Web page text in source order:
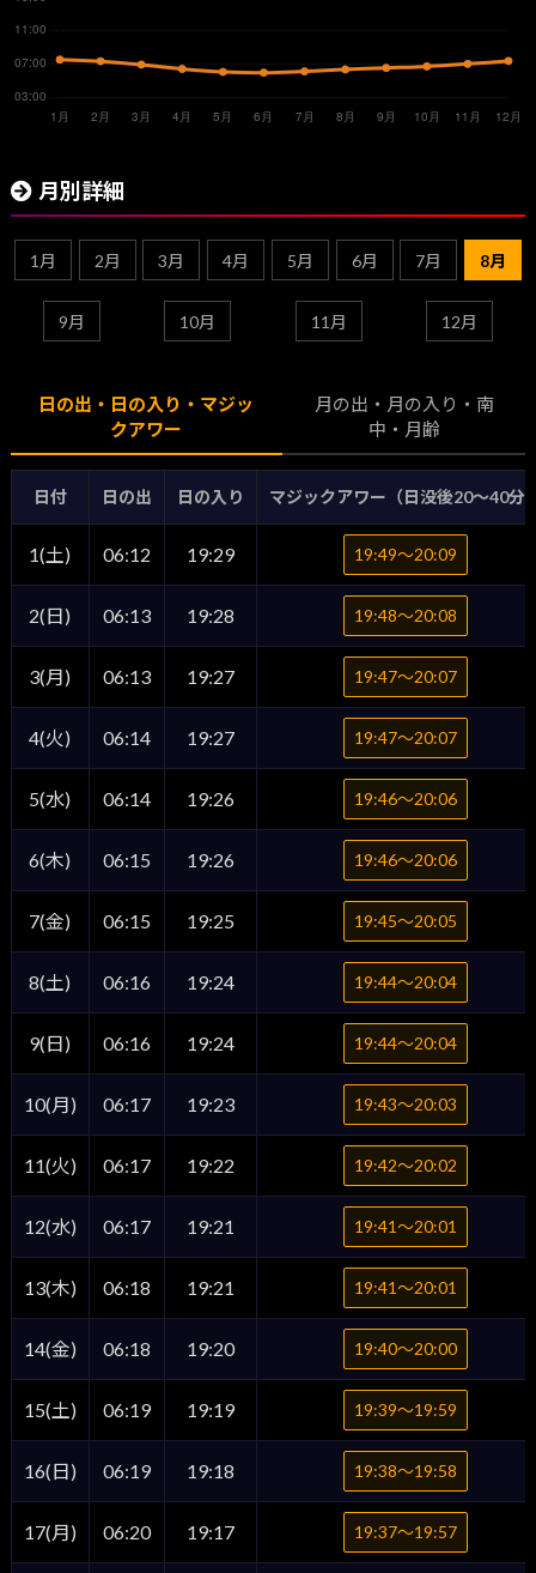
月別詳細
1月 2月 3月 4月 5月 6月 7月 8月
9月 10月 11月 12月
日の出・日の入り・マジッ
クアワー
月の出・月の入り・南
中・月齢
日付 日の出 日の入り マジックアワー（日没後20〜40分
1(土) 06:12 19:29 19:49〜20:09
2(日) 06:13 19:28 19:48〜20:08
3(月) 06:13 19:27 19:47〜20:07
4(火) 06:14 19:27 19:47〜20:07
5(水) 06:14 19:26 19:46〜20:06
6(木) 06:15 19:26 19:46〜20:06
7(金) 06:15 19:25 19:45〜20:05
8(土) 06:16 19:24 19:44〜20:04
9(日) 06:16 19:24 19:44〜20:04
10(月) 06:17 19:23 19:43〜20:03
11(火) 06:17 19:22 19:42〜20:02
12(水) 06:17 19:21 19:41〜20:01
13(木) 06:18 19:21 19:41〜20:01
14(金) 06:18 19:20 19:40〜20:00
15(土) 06:19 19:19 19:39〜19:59
16(日) 06:19 19:18 19:38〜19:58
17(月) 06:20 19:17 19:37〜19:57